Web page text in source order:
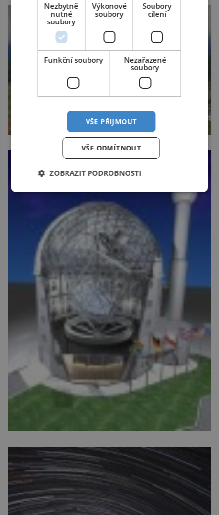
Nezbytně
nutné
soubory
Výkonové
soubory
Soubory
cílení
Funkční soubory
Nezařazené
soubory
VŠE PŘIJMOUT
VŠE ODMÍTNOUT
ZOBRAZIT PODROBNOSTI